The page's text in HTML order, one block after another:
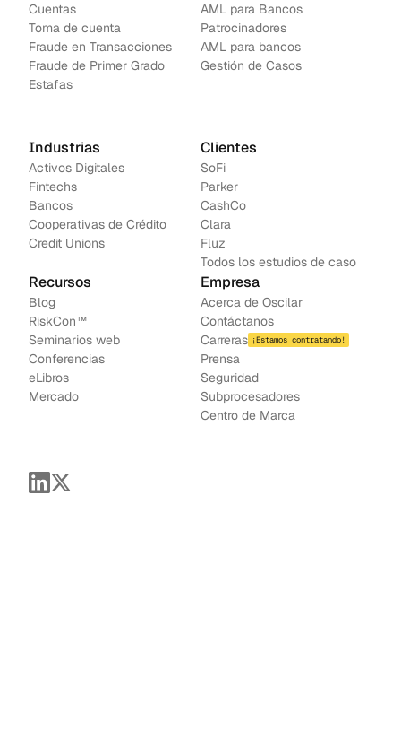
Cuentas
Toma de cuenta
Fraude en Transacciones
Fraude de Primer Grado
Estafas
AML para Bancos
Patrocinadores
AML para bancos
Gestión de Casos
Industrias
Activos Digitales
Fintechs
Bancos
Cooperativas de Crédito
Credit Unions
Clientes
SoFi
Parker
CashCo
Clara
Fluz
Todos los estudios de caso
Recursos
Blog
RiskCon™
Seminarios web
Conferencias
eLibros
Mercado
Empresa
Acerca de Oscilar
Contáctanos
Carreras ¡Estamos contratando!
Prensa
Seguridad
Subprocesadores
Centro de Marca